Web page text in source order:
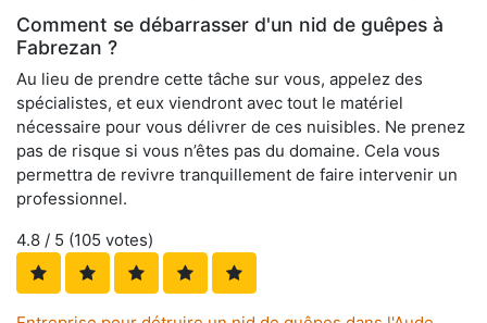
Comment se débarrasser d'un nid de guêpes à
Fabrezan ?
Au lieu de prendre cette tâche sur vous, appelez des
spécialistes, et eux viendront avec tout le matériel
nécessaire pour vous délivrer de ces nuisibles. Ne prenez
pas de risque si vous n’êtes pas du domaine. Cela vous
permettra de revivre tranquillement de faire intervenir un
professionnel.
4.8 / 5 (105 votes)